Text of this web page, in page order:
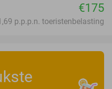
€175
p.p.p.n. toeristenbelasting